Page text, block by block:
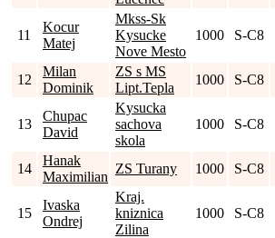
11
Kocur
Matej
Mkss-Sk
Kysucke
Nove Mesto
1000 S-C8
12
Milan
Dominik
ZS s MS
Lipt.Tepla
1000 S-C8
13
Chupac
David
Kysucka
sachova
skola
1000 S-C8
14
Hanak
Maximilian
ZS Turany 1000 S-C8
15
Ivaska
Ondrej
Kraj.
kniznica
Zilina
1000 S-C8